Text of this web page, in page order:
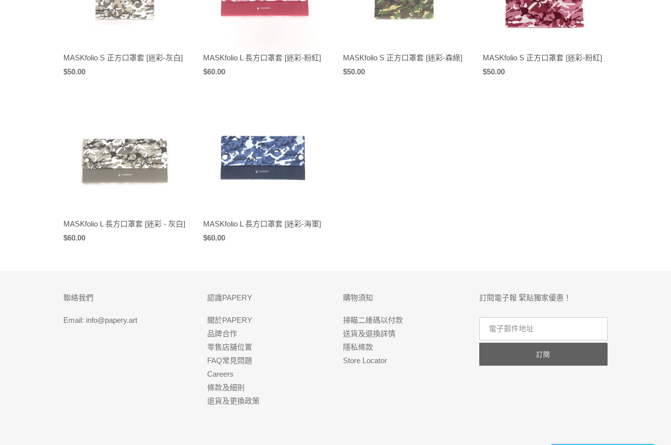
MASKfolio S 正方口罩套 [迷彩-灰白]
定
$50.00
MASKfolio L 長方口罩套 [迷彩-粉紅]
定
$60.00
MASKfolio S 正方口罩套 [迷彩-森綠]
定
$50.00
MASKfolio S 正方口罩套 [迷彩-粉紅]
定
$50.00
MASKfolio L 長方口罩套 [迷彩 - 灰白]
定
$60.00
MASKfolio L 長方口罩套 [迷彩-海軍]
定
$60.00
聯絡我們
Email: info@papery.art
認識PAPERY
關於PAPERY
品牌合作
零售店舖位置
FAQ常見問題
Careers
條款及細則
退貨及更換政策
購物須知
掃瞄二維碼以付款
送貨及退換詳情
隱私條款
Store Locator
訂閱電子報 緊貼獨家優惠！
訂閱